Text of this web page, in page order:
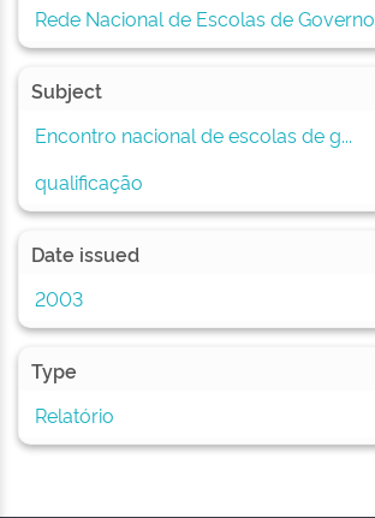
Rede Nacional de Escolas de Governo
Subject
Encontro nacional de escolas de g...
qualificação
Date issued
2003
Type
Relatório